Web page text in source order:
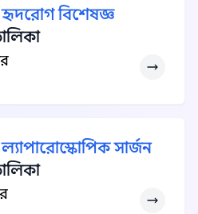
হৃদরোগ বিশেষজ্ঞ
ল্যাপারোস্কোপিক সার্জন